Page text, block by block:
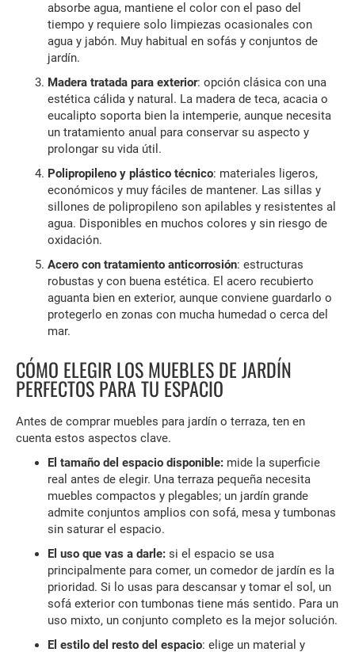
absorbe agua, mantiene el color con el paso del
tiempo y requiere solo limpiezas ocasionales con
agua y jabón. Muy habitual en sofás y conjuntos de
jardín.
Madera tratada para exterior: opción clásica con una
estética cálida y natural. La madera de teca, acacia o
eucalipto soporta bien la intemperie, aunque necesita
un tratamiento anual para conservar su aspecto y
prolongar su vida útil.
Polipropileno y plástico técnico: materiales ligeros,
económicos y muy fáciles de mantener. Las sillas y
sillones de polipropileno son apilables y resistentes al
agua. Disponibles en muchos colores y sin riesgo de
oxidación.
Acero con tratamiento anticorrosión: estructuras
robustas y con buena estética. El acero recubierto
aguanta bien en exterior, aunque conviene guardarlo o
protegerlo en zonas con mucha humedad o cerca del
mar.
CÓMO ELEGIR LOS MUEBLES DE JARDÍN
PERFECTOS PARA TU ESPACIO
Antes de comprar muebles para jardín o terraza, ten en
cuenta estos aspectos clave.
El tamaño del espacio disponible: mide la superficie
real antes de elegir. Una terraza pequeña necesita
muebles compactos y plegables; un jardín grande
admite conjuntos amplios con sofá, mesa y tumbonas
sin saturar el espacio.
El uso que vas a darle: si el espacio se usa
principalmente para comer, un comedor de jardín es la
prioridad. Si lo usas para descansar y tomar el sol, un
sofá exterior con tumbonas tiene más sentido. Para un
uso mixto, un conjunto completo es la mejor solución.
El estilo del resto del espacio: elige un material y